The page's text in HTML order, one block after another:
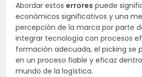
Abordar estoserrores puede
económicos significativos y una
percepción de la marca por parte
integrar tecnología con procesos
formación adecuada, el picking se
en un proceso fiable y eficaz
mundo de la logística.